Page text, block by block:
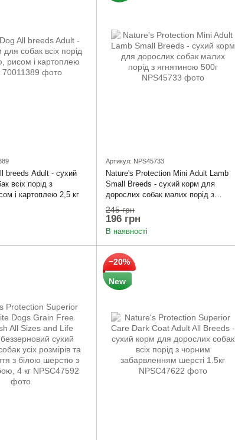
breeds Adult - сухий
всіх порід з
і картоплею 2,5 кг
Артикул: NPS45733
Nature's Protection Mini Adult Lamb
Small Breeds - сухий корм для
дорослих собак малих порід з
ягнятиною 500г
245 грн
196 грн
В наявності
−20%
New